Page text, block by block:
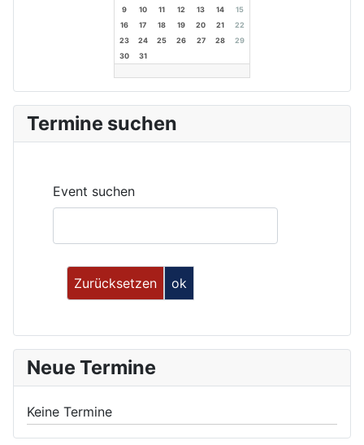
9
10 11 12 13 14
15
16
17 18 19 20 21
22
23
24 25 26 27 28
29
30
31
Termine suchen
Event suchen
Neue Termine
Keine Termine